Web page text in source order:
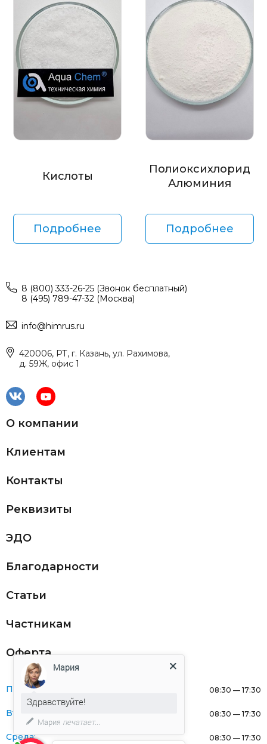
Кислоты
Подробнее
Полиоксихлорид
Алюминия
Подробнее
8 (800) 333-26-25 (Звонок бесплатный)
8 (495) 789-47-32 (Москва)
info@himrus.ru
420006, РТ, г. Казань, ул. Рахимова,
д. 59Ж, офис 1
О компании
Клиентам
Контакты
Реквизиты
ЭДО
Благодарности
Статьи
Частникам
Оферта
Понедельник: 08:30 — 17:30
Вторник: 08:30 — 17:30
Среда: 08:30 — 17:30
Мария
Здравствуйте!
Мария печатает...